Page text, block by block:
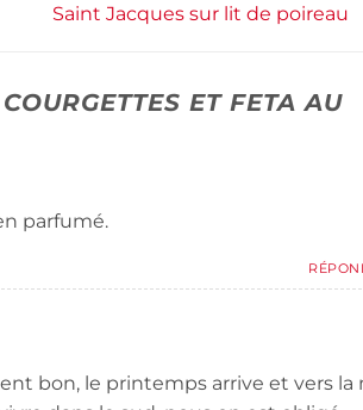
Saint Jacques sur lit de poireau
ET FETA AU
parfumé.
bon, le printemps arrive et vers la